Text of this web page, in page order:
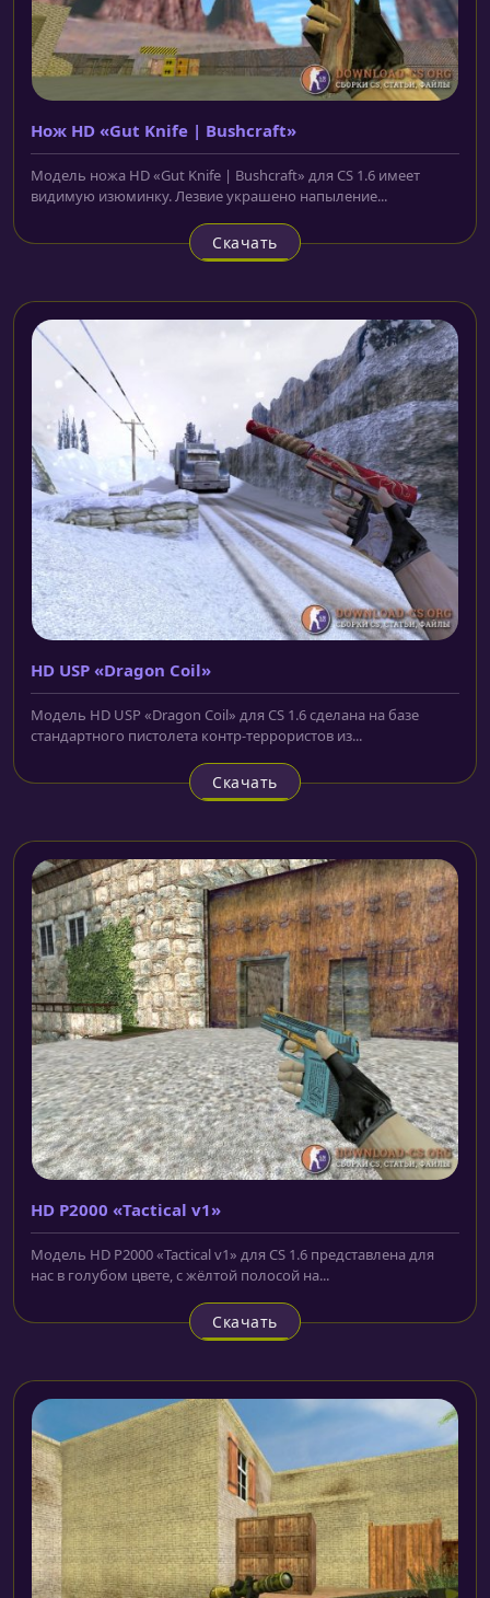
Нож HD «Gut Knife | Bushcraft»
Модель ножа HD «Gut Knife | Bushcraft» для CS 1.6 имеет
видимую изюминку. Лезвие украшено напыление...
Скачать
HD USP «Dragon Coil»
Модель HD USP «Dragon Coil» для CS 1.6 сделана на базе
стандартного пистолета контр-террористов из...
Скачать
HD P2000 «Tactical v1»
Модель HD P2000 «Tactical v1» для CS 1.6 представлена для
нас в голубом цвете, с жёлтой полосой на...
Скачать